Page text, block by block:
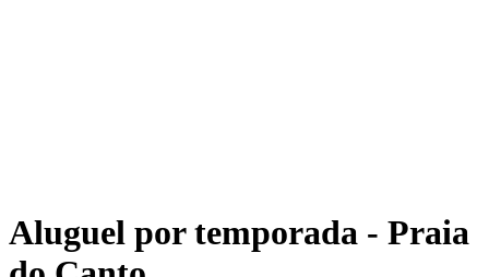
Aluguel por temporada - Praia